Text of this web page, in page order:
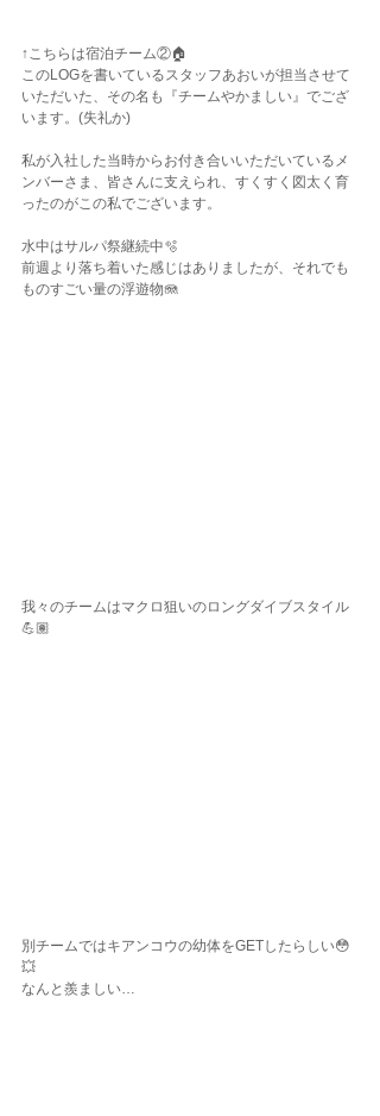
↑こちらは宿泊チーム②🏠
このLOGを書いているスタッフあおいが担当させて
いただいた、その名も『チームやかましい』でござ
います。(失礼か)
私が入社した当時からお付き合いいただいているメ
ンバーさま、皆さんに支えられ、すくすく図太く育
ったのがこの私でございます。
水中はサルパ祭継続中🫧
前週より落ち着いた感じはありましたが、それでも
ものすごい量の浮遊物🪼
我々のチームはマクロ狙いのロングダイブスタイル
💪🏽
別チームではキアンコウの幼体をGETしたらしい😳
💥
なんと羨ましい…